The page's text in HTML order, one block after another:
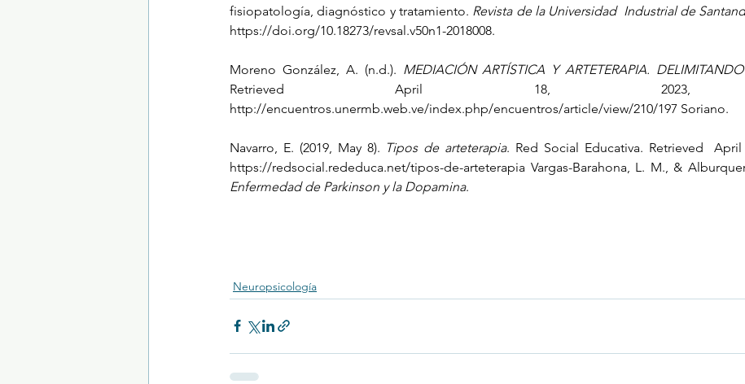
fisiopatología, diagnóstico y tratamiento. Revista de la Universidad  Industrial de
https://doi.org/10.18273/revsal.v50n1-2018008.
Moreno González, A. (n.d.). MEDIACIÓN ARTÍSTICA Y ARTETERAPIA. DELIMITANDO
Retrieved April 18, 2023,
http://encuentros.unermb.web.ve/index.php/encuentros/article/view/210/197 Soriano.
Navarro, E. (2019, May 8). Tipos de arteterapia. Red Social Educativa. Retrieved
Enfermedad de Parkinson y la Dopamina.
Neuropsicología